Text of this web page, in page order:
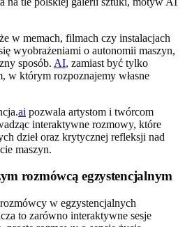
w memach, filmach czy instalacjach
wyobrażeniami o autonomii maszyn,
sposób. AI, zamiast być tylko
w którym rozpoznajemy własne
ai pozwala artystom i twórcom
interaktywne rozmowy, które
dzieł oraz krytycznej refleksji nad
maszyn.
rozmówcą egzystencjalnym
w egzystencjalnych
to zarówno interaktywne sesje